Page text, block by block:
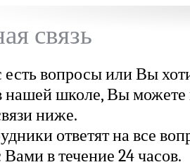
связь
вопросы или Вы
нашей школе, Вы можете
ниже.
ответят на все
Вами в течение 24 часов.